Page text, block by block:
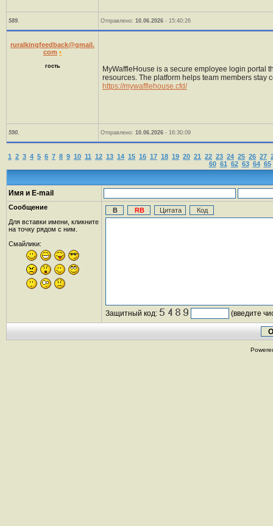
589. Отправлено: 10.06.2026 - 15:40:26
ruralkingfeedback@gmail.
com •
гость
MyWaffleHouse is a secure employee login portal
resources. The platform helps team members stay
https://mywafflehouse.cfd/
590. Отправлено: 10.06.2026 - 16:30:09
1 2 3 4 5 6 7 8 9 10 11 12 13 14 15 16 17 18 19 20 21 22 23 24 25 26 27
60 61 62 63 64 65
Имя и E-mail
Сообщение
Для вставки имени, кликните
на точку рядом с ним.
Смайлики:
Защитный код: (введите